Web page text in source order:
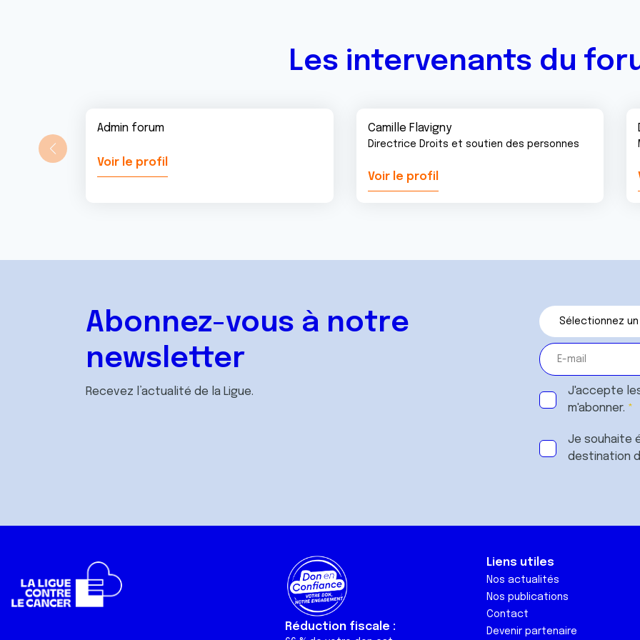
Les intervenants du
Admin forum
Voir le profil
Camille Flavigny
Directrice Droits et soutien des personnes
Voir le profil
Abonnez-vous à notre
newsletter
Recevez l’actualité de la Ligue. J'accepte
m'abonner.
Je souhaite
destination
Réduction fiscale :
Liens utiles
Nos actualités
Nos publications
Contact
Devenir partenaire